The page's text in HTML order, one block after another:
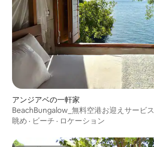
アンジアベの一軒家
BeachBungalow_無料空港お迎えサービス
眺め · ビーチ · ロケーション